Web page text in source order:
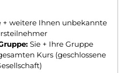
+ weitere Ihnen unbekannte
Sie + Ihre Gruppe
Kurs (geschlossene